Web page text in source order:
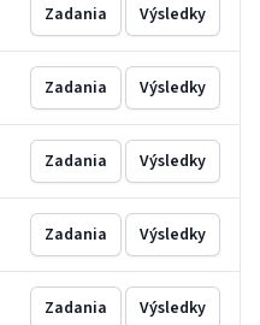
Zadania Výsledky
Zadania Výsledky
Zadania Výsledky
Zadania Výsledky
Zadania Výsledky